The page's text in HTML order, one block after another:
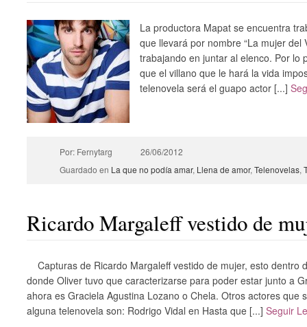
La productora Mapat se encuentra
que llevará por nombre “La mujer del
trabajando en juntar al elenco. Por lo
que el villano que le hará la vida
telenovela será el guapo actor [...]
Por: Fernytarg
26/06/2012
Guardado en La que no podía amar, Llena de amor, Telenovelas,
Ricardo Margaleff vestido de
Capturas de Ricardo Margaleff vestido de mujer, esto dentro
donde Oliver tuvo que caracterizarse para poder estar junto a
ahora es Graciela Agustina Lozano o Chela. Otros actores que
alguna telenovela son: Rodrigo Vidal en Hasta que [...]Seguir